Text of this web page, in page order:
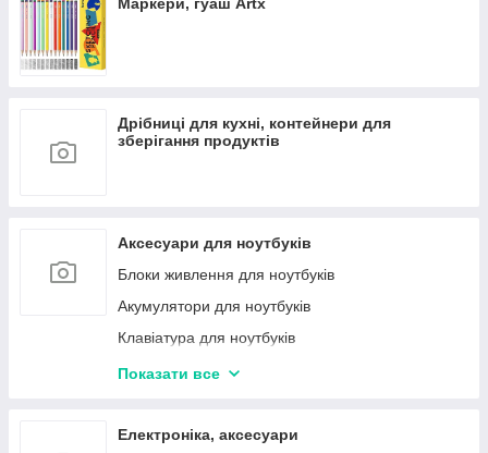
Дрібниці для кухні, контейнери для
зберігання продуктів
Аксесуари для ноутбуків
Блоки живлення для ноутбуків
Акумулятори для ноутбуків
Клавіатура для ноутбуків
Матриці (екрани) для ноутбуків
Кишені для жорстких дисків
Показати все
Електроніка, аксесуари